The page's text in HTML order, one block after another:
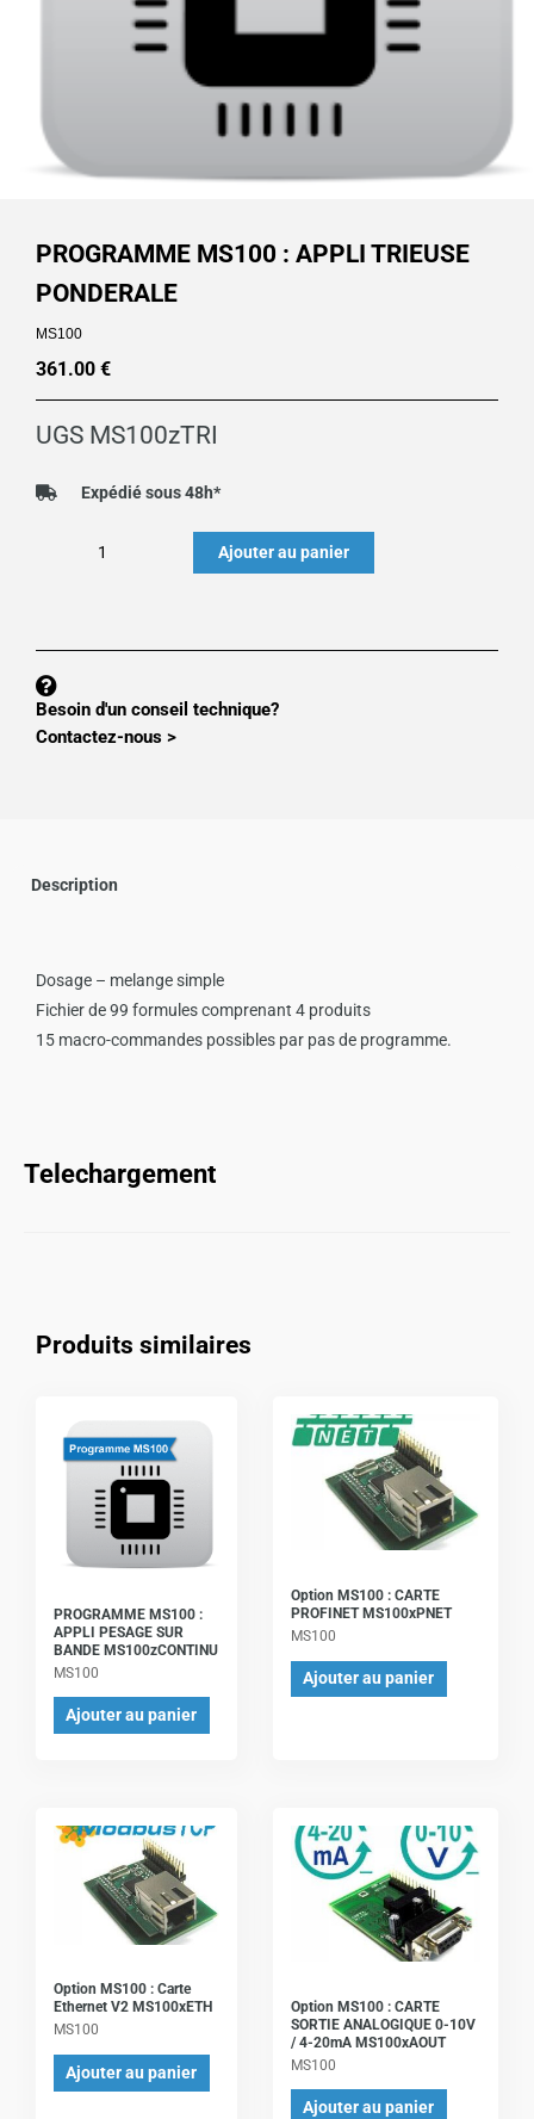
PROGRAMME MS100 : APPLI TRIEUSE
PONDERALE
MS100
361.00 €
UGS MS100zTRI
Expédié sous 48h*
APPLI
Ajouter au panier
Besoin d'un conseil technique?
Contactez-nous >
Description
Dosage – melange simple
Fichier de 99 formules comprenant 4 produits
15 macro-commandes possibles par pas de programme.
Telechargement
Produits similaires
PROGRAMME MS100 :
APPLI PESAGE SUR
BANDE MS100zCONTINU
MS100
Ajouter au panier
Option MS100 : CARTE
PROFINET MS100xPNET
MS100
Ajouter au panier
Option MS100 : Carte
Ethernet V2 MS100xETH
MS100
Ajouter au panier
Option MS100 : CARTE
SORTIE ANALOGIQUE 0-10V
/ 4-20mA MS100xAOUT
MS100
Ajouter au panier